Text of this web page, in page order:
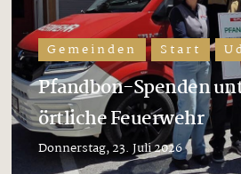
Gemeinden Start
Pfandbon-Spenden
örtliche Feuerwehr
Donnerstag, 23. Juli 2026